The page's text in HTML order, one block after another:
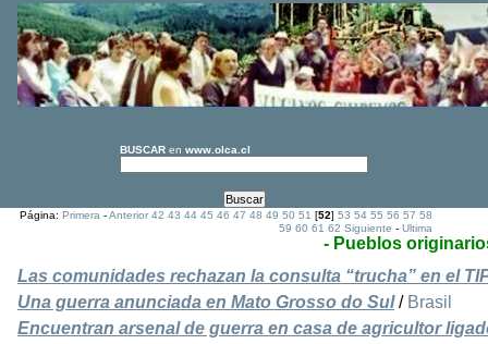
BUSCAR en www.olca.cl
Página:Primera -Anterior 42 43 44 45 46 47 48 49 50 51 [52]53 54 55 56 57 58
59 60 61 62 Siguiente -Ultima
- Pueblos
Las comunidades rechazan la consulta “trucha” en el
Una guerra anunciada en Mato Grosso do Sul/ Brasil
Encuentran arsenal de guerra en casa de agricultor